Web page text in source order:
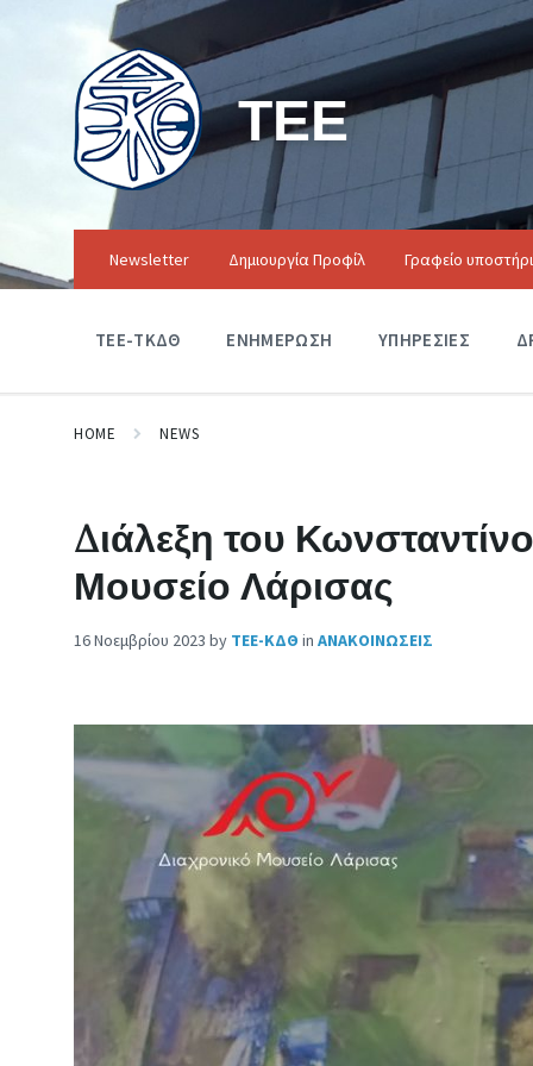
ΤΕΕ
Newsletter Δημιουργία Προφίλ Γραφείο
ΤΕΕ-ΤΚΔΘ ΕΝΗΜΕΡΩΣΗ ΥΠΗΡΕΣΙΕΣ
HOME NEWS
Διάλεξη του
Μουσείο Λάρισας
16 Νοεμβρίου 2023 by ΤΕΕ-ΚΔΘ in ΑΝΑΚΟΙΝΩΣΕΙΣ